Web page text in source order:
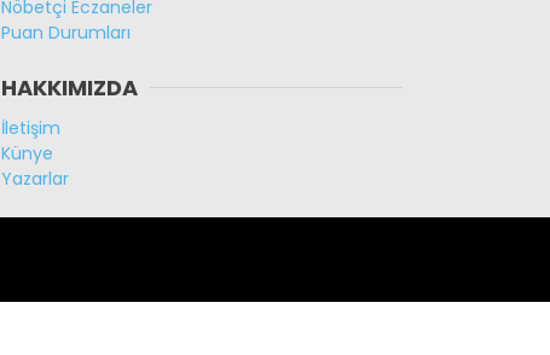
Nöbetçi Eczaneler
Puan Durumları
HAKKIMIZDA
İletişim
Künye
Yazarlar